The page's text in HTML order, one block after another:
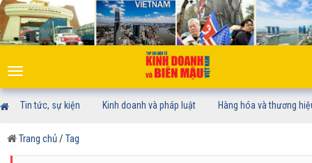
Toggle
navigation
Tin tức, sự kiện Kinh doanh và pháp luật Hàng hóa và thương
Trang chủ/ Tag